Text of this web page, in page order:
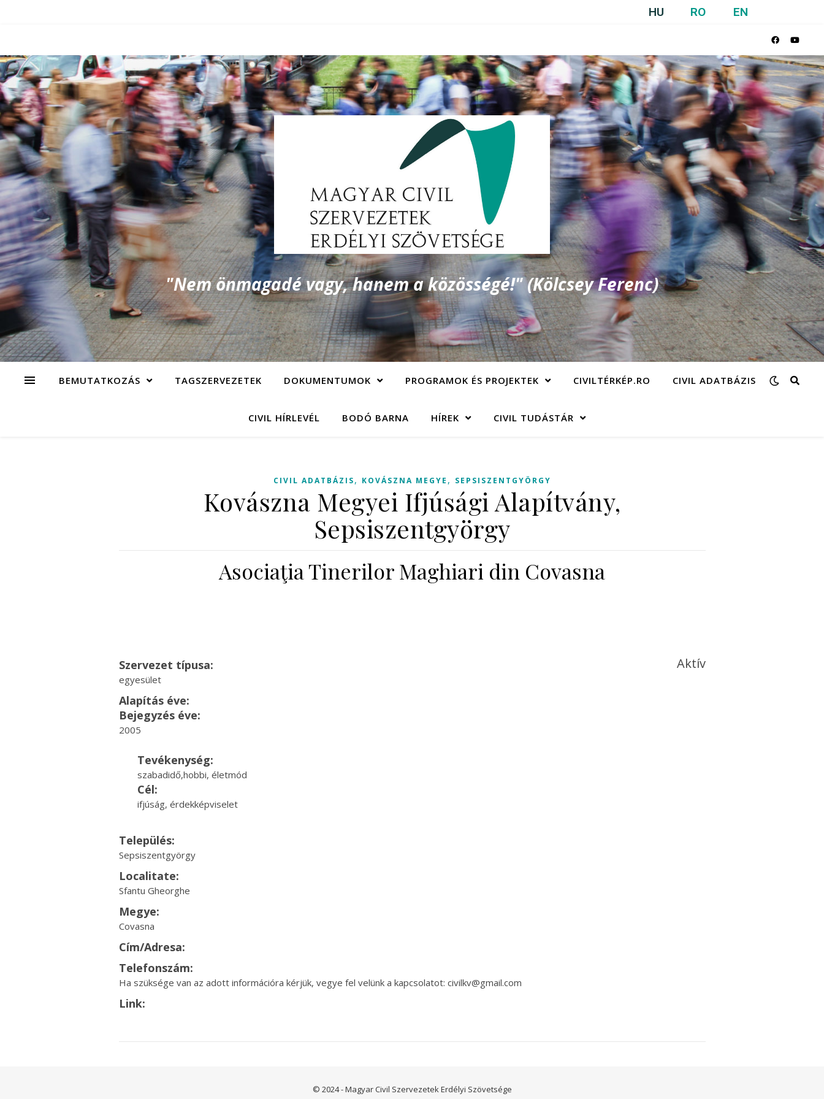
HU RO EN
"Nem önmagadé vagy, hanem a közösségé!" (Kölcsey Ferenc)
BEMUTATKOZÁS TAGSZERVEZETEK DOKUMENTUMOK PROGRAMOK ÉS PROJEKTEK CIVILTÉRKÉP.RO CIVIL ADATBÁZIS
CIVIL HÍRLEVÉL BODÓ BARNA HÍREK CIVIL TUDÁSTÁR
CIVIL ADATBÁZIS, KOVÁSZNA MEGYE , SEPSISZENTGYÖRGY
Kovászna Megyei Ifjúsági Alapítvány,
Sepsiszentgyörgy
Asociaţia Tinerilor Maghiari din Covasna
Szervezet típusa:
egyesület
Aktív
Alapítás éve:
Bejegyzés éve:
2005
Tevékenység:
szabadidő,hobbi, életmód
Cél:
ifjúság, érdekképviselet
Település:
Sepsiszentgyörgy
Localitate:
Sfantu Gheorghe
Megye:
Covasna
Cím/Adresa:
Telefonszám:
Ha szüksége van az adott információra kérjük, vegye fel velünk a kapcsolatot: civilkv@gmail.com
Link:
© 2024 - Magyar Civil Szervezetek Erdélyi Szövetsége